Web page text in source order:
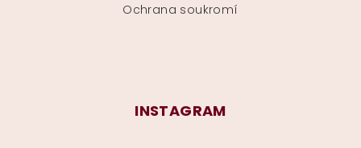
Ochrana soukromí
INSTAGRAM